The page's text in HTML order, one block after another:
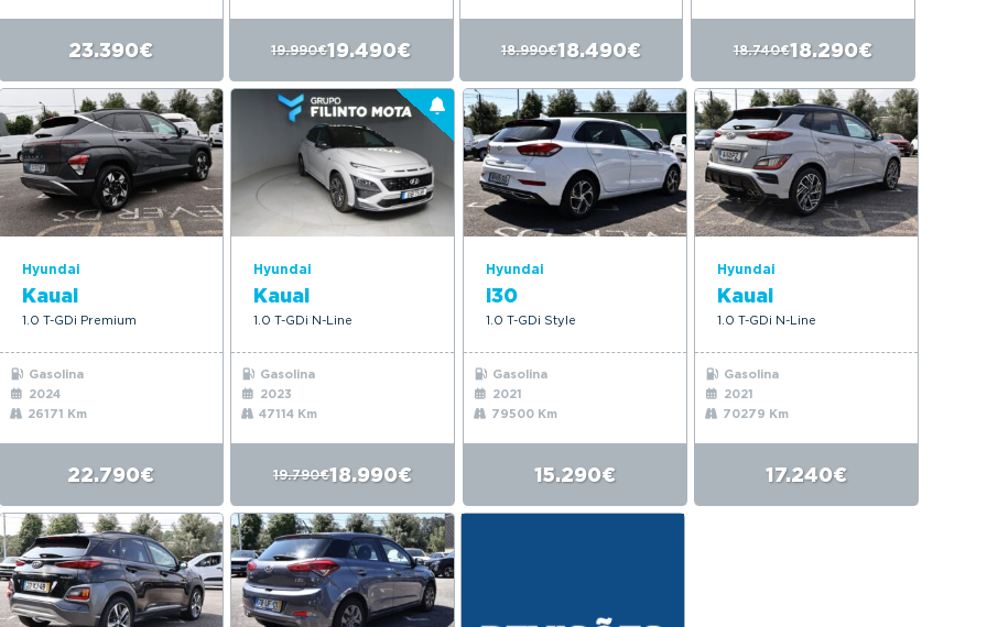
23.390€ 19.990€19.490€ 18.990€18.490€ 18.740€18.290€
Hyundai
Kauai
1.0 T-GDi Premium
Gasolina
2024
26171 Km
22.790€
Hyundai
Kauai
1.0 T-GDi N-Line
Gasolina
2023
47114 Km
19.790€18.990€
Hyundai
i30
1.0 T-GDi Style
Gasolina
2021
79500 Km
15.290€
Hyundai
Kauai
1.0 T-GDi N-Line
Gasolina
2021
70279 Km
17.240€